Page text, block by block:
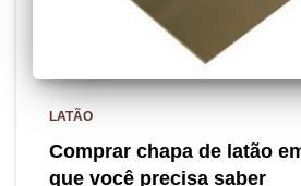
LATÃO
Comprar chapa de latão
que você precisa saber